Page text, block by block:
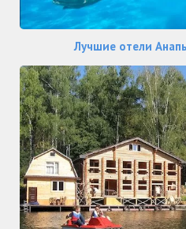
Лучшие отели